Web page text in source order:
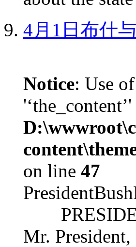
4月1日布什
Notice: Use
on line 47
Mr. President,